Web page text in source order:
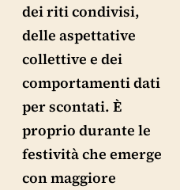
dei riti condivisi,
delle aspettative
collettive e dei
comportamenti dati
per scontati. È
proprio durante le
festività che emerge
con maggiore